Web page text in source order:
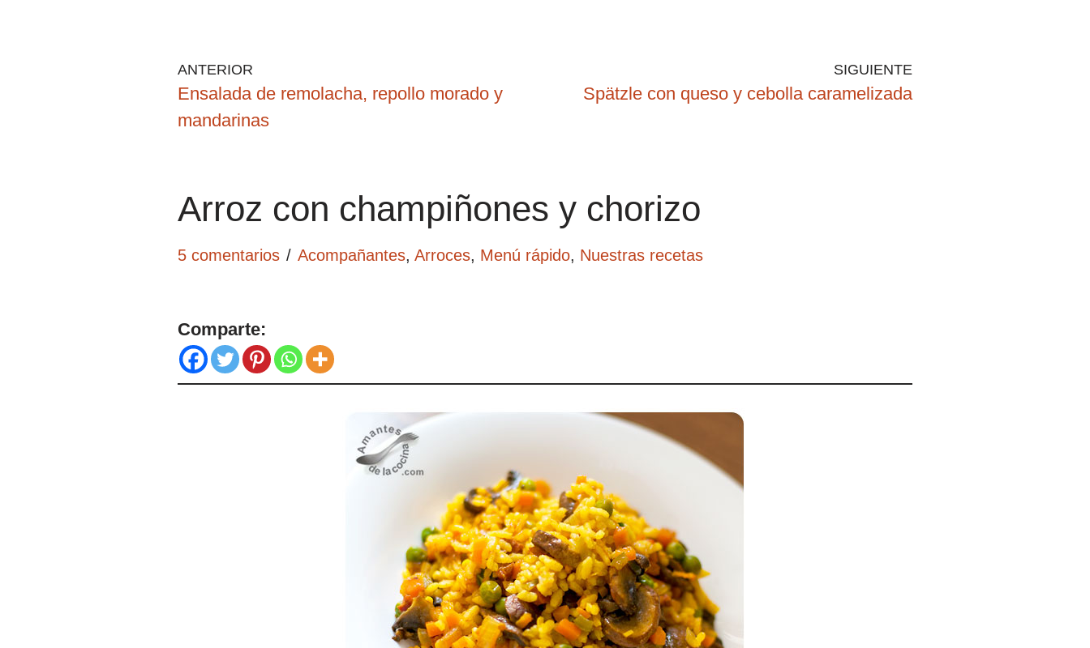
ANTERIOR
Ensalada de remolacha, repollo morado y
mandarinas
SIGUIENTE
Spätzle con queso y cebolla caramelizada
Arroz con champiñones y chorizo
5 comentarios Acompañantes, Arroces, Menú rápido, Nuestras recetas
Comparte: